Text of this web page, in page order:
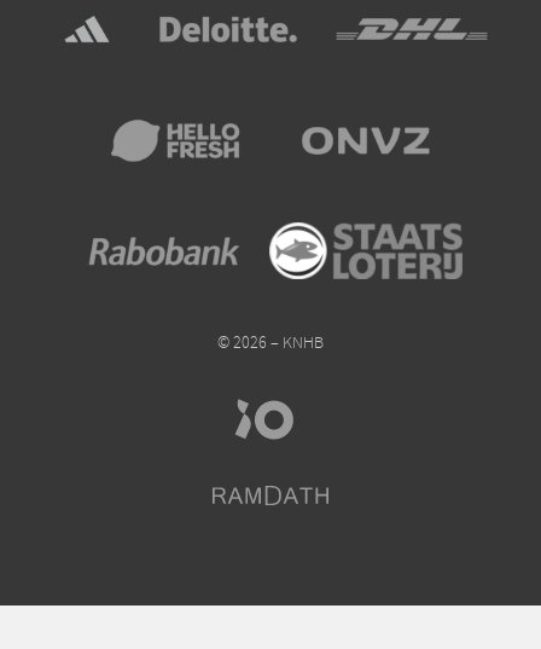
© 2026 – KNHB